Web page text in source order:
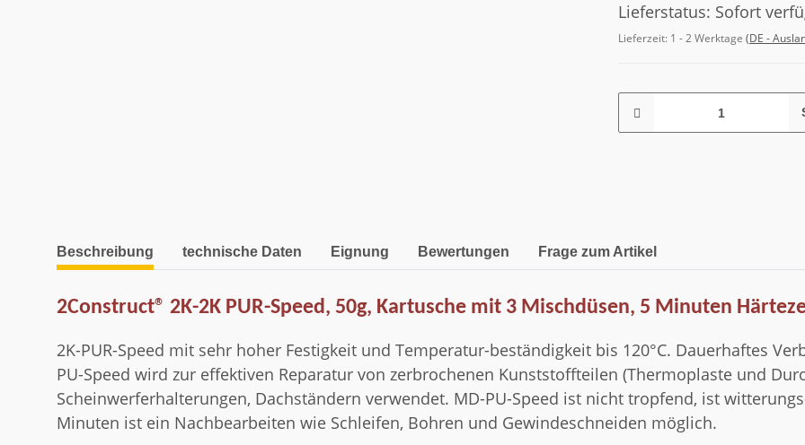
Lieferstatus: Sofort
Lieferzeit: 1 - 2 Werktage (DE -
weitere Registerkarten anzeigen
Beschreibung technische Daten Eignung Bewertungen Frage zum Artikel
2Construct® 2K-2K PUR-Speed, 50g, Kartusche mit 3 Mischdüsen, 5 Minuten
2K-PUR-Speed mit sehr hoher Festigkeit und Temperatur-beständigkeit bis 120°C. Dauerhaftes
PU-Speed wird zur effektiven Reparatur von zerbrochenen Kunststoffteilen (Thermoplaste und
Scheinwerferhalterungen, Dachständern verwendet. MD-PU-Speed ist nicht tropfend, ist
Minuten ist ein Nachbearbeiten wie Schleifen, Bohren und Gewindeschneiden möglich.